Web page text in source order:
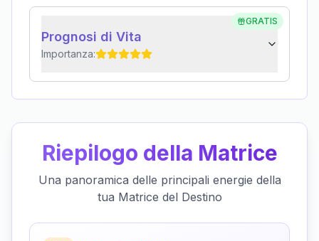
GRATIS
Prognosi di Vita
Importanza:
Riepilogo della Matrice
Una panoramica delle principali energie della
tua Matrice del Destino